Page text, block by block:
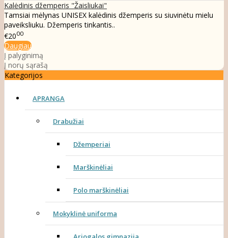
Kalėdinis džemperis "Žaisliukai"
Tamsiai mėlynas UNISEX kalėdinis džemperis su siuvinėtu mielu
paveiksliuku. Džemperis tinkantis..
€2000
Daugiau
Į palyginimą
Į norų sąrašą
Kategorijos
APRANGA
Drabužiai
Džemperiai
Marškinėliai
Polo marškinėliai
Mokyklinė uniforma